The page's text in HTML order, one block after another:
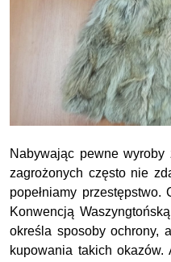
Nabywając pewne
zagrożonych często nie
popełniamy
Konwencją
określa sposoby ochrony,
kupowania takich okazów.